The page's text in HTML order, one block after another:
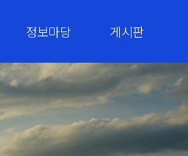
정보마당 게시판